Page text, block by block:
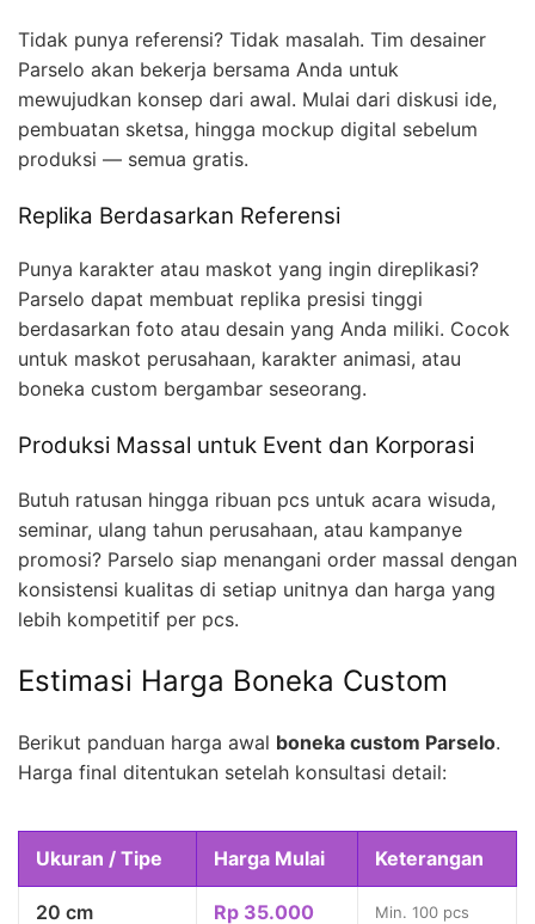
Tidak punya referensi? Tidak masalah. Tim desainer
Parselo akan bekerja bersama Anda untuk
mewujudkan konsep dari awal. Mulai dari diskusi ide,
pembuatan sketsa, hingga mockup digital sebelum
produksi — semua gratis.
Replika Berdasarkan Referensi
Punya karakter atau maskot yang ingin direplikasi?
Parselo dapat membuat replika presisi tinggi
berdasarkan foto atau desain yang Anda miliki. Cocok
untuk maskot perusahaan, karakter animasi, atau
boneka custom bergambar seseorang.
Produksi Massal untuk Event dan Korporasi
Butuh ratusan hingga ribuan pcs untuk acara wisuda,
seminar, ulang tahun perusahaan, atau kampanye
promosi? Parselo siap menangani order massal dengan
konsistensi kualitas di setiap unitnya dan harga yang
lebih kompetitif per pcs.
Estimasi Harga Boneka Custom
Berikut panduan harga awal boneka custom Parselo.
Harga final ditentukan setelah konsultasi detail:
Ukuran / Tipe Harga Mulai Keterangan
20 cm Rp 35.000 Min. 100 pcs